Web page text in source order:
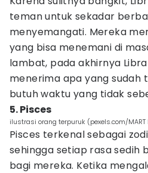
teman untuk sekadar
menyemangati. Mereka
yang bisa menemani di
lambat, pada akhirnya
menerima apa yang sudah
butuh waktu yang tidak
5. Pisces
ilustrasi orang terpuruk (pexels.com/MART
Pisces terkenal sebagai
sehingga setiap rasa sedih
bagi mereka. Ketika